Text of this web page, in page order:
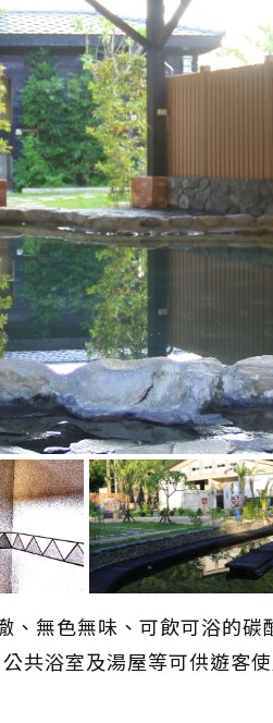
、無色無味、可飲可浴的
共浴室及湯屋等可供遊客使